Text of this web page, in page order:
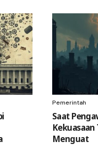
Pemerintah
Saat
Menguat